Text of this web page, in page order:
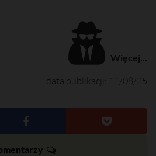
Więcej...
data publikacji: 11/08/25